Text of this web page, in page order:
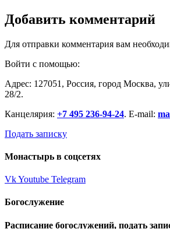
Добавить комментарий
Для отправки комментария вам
Войти с помощью:
Адрес: 127051, Россия, город Москва,
28/2.
Канцелярия: +7 495 236-94-24. E-mail:
Подать записку
Монастырь в соцсетях
VkYoutube Telegram
Богослужение
Расписание богослужений, подать